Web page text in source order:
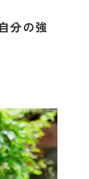
分の強